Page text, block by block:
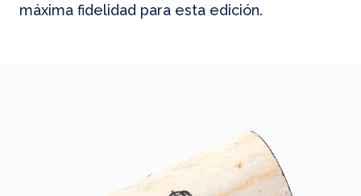
máxima fidelidad para esta edición.